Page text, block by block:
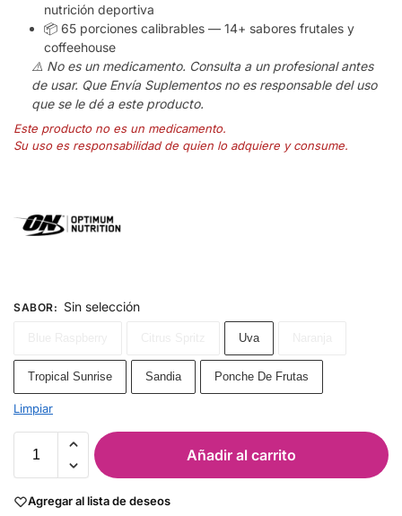
nutrición deportiva
📦 65 porciones calibrables — 14+ sabores frutales y
coffeehouse
⚠️ No es un medicamento. Consulta a un profesional antes
de usar. Que Envía Suplementos no es responsable del uso
que se le dé a este producto.
Este producto no es un medicamento.
Su uso es responsabilidad de quien lo adquiere y consume.
SABOR: Sin selección
Uva
Tropical Sunrise Sandia Ponche De Frutas
Limpiar
Añadir al carrito
Agregar al lista de deseos